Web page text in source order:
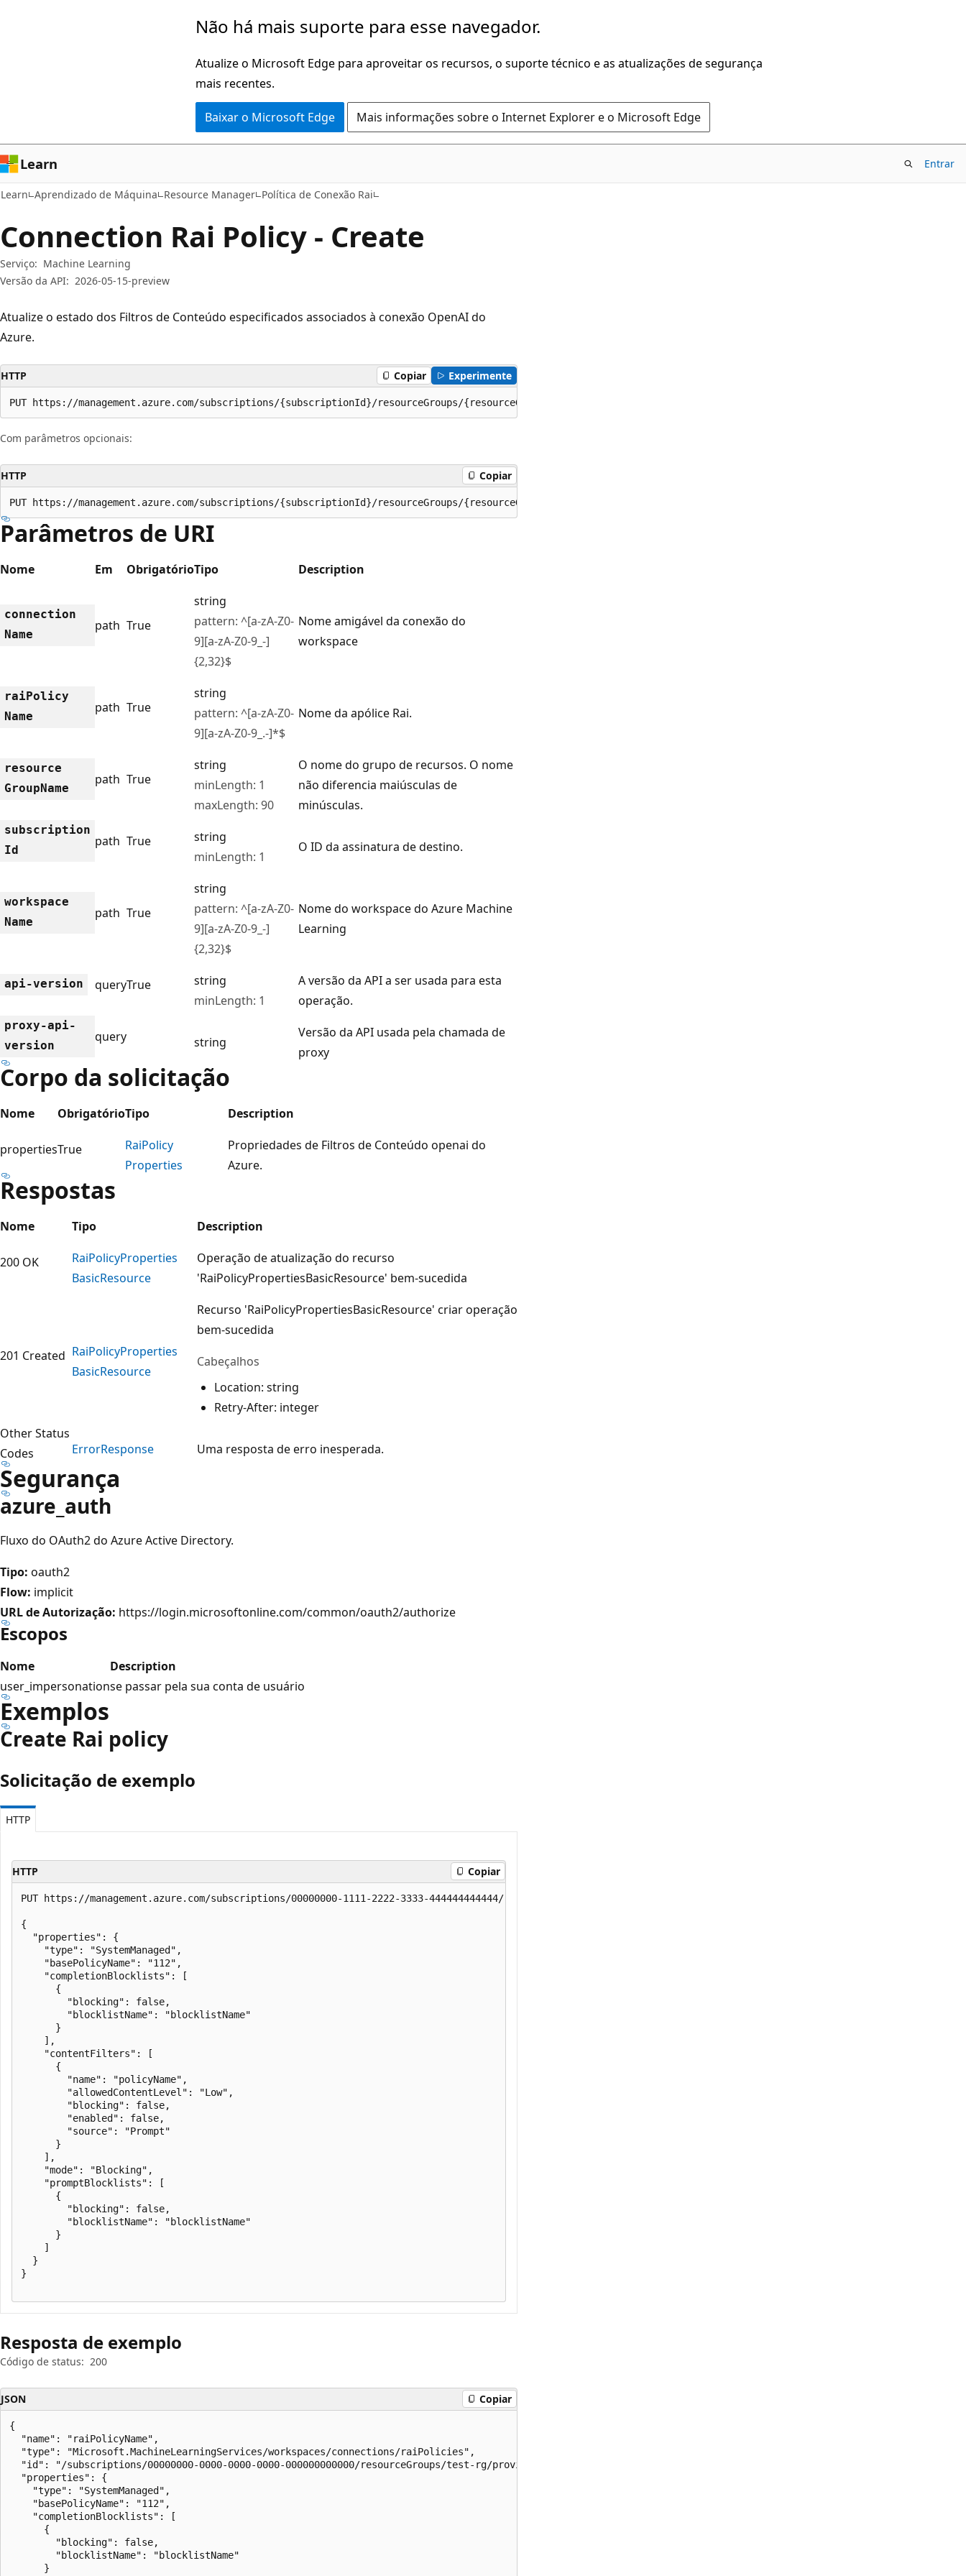
na
página
Não há mais suporte para esse navegador.
Atualize o Microsoft Edge para aproveitar os recursos, o suporte técnico e as atualizações de segurança
mais recentes.
Baixar o Microsoft Edge Mais informações sobre o Internet Explorer e o Microsoft Edge
Learn Entrar
Learn Aprendizado de Máquina Resource Manager Política de Conexão Rai
Connection Rai Policy - Create
Serviço: Machine Learning
Versão da API: 2026-05-15-preview
Atualize o estado dos Filtros de Conteúdo especificados associados à conexão OpenAI do
Azure.
HTTP Copiar Experimente
PUT https://management.azure.com/subscriptions/{subscriptionId}/resourceGroups/{resourceGroupName}/providers/Microsoft.MachineLearningServices/workspaces/
Com parâmetros opcionais:
HTTP Copiar
PUT https://management.azure.com/subscriptions/{subscriptionId}/resourceGroups/{resourceGroupName}/providers/Microsoft.MachineLearningServices/workspaces/
Parâmetros de URI
Nome Em ObrigatórioTipo Description
connection
Name
path True
string
pattern: ^[a-zA-Z0-
9][a-zA-Z0-9_-]
{2,32}$
Nome amigável da conexão do
workspace
raiPolicy
Name
path True
string
pattern: ^[a-zA-Z0-
9][a-zA-Z0-9_.-]*$
Nome da apólice Rai.
resource
GroupName
path True
string
minLength: 1
maxLength: 90
O nome do grupo de recursos. O nome
não diferencia maiúsculas de
minúsculas.
subscription
Id
path True
string
minLength: 1
O ID da assinatura de destino.
workspace
Name
path True
string
pattern: ^[a-zA-Z0-
9][a-zA-Z0-9_-]
{2,32}$
Nome do workspace do Azure Machine
Learning
api-version queryTrue
string
minLength: 1
A versão da API a ser usada para esta
operação.
proxy-api-
version
query string
Versão da API usada pela chamada de
proxy
Corpo da solicitação
Nome ObrigatórioTipo Description
propertiesTrue RaiPolicy
Properties
Propriedades de Filtros de Conteúdo openai do
Azure.
Respostas
Nome Tipo Description
200 OK RaiPolicyProperties
BasicResource
Operação de atualização do recurso
'RaiPolicyPropertiesBasicResource' bem-sucedida
201 Created RaiPolicyProperties
BasicResource
Recurso 'RaiPolicyPropertiesBasicResource' criar operação
bem-sucedida
Cabeçalhos
Location: string
Retry-After: integer
Other Status
Codes
ErrorResponse Uma resposta de erro inesperada.
Segurança
azure_auth
Fluxo do OAuth2 do Azure Active Directory.
Tipo: oauth2
Flow: implicit
URL de Autorização: https://login.microsoftonline.com/common/oauth2/authorize
Escopos
Nome
Description
user_impersonationse passar pela sua conta de usuário
Exemplos
Create Rai policy
Solicitação de exemplo
HTTP
HTTP Copiar
PUT https://management.azure.com/subscriptions/00000000-1111-2222-3333-444444444444/resourceGroups/test-rg/providers/Microsoft.MachineLearningServices/
{
  "properties": {
    "type": "SystemManaged",
    "basePolicyName": "112",
    "completionBlocklists": [
      {
        "blocking": false,
        "blocklistName": "blocklistName"
      }
    ],
    "contentFilters": [
      {
        "name": "policyName",
        "allowedContentLevel": "Low",
        "blocking": false,
        "enabled": false,
        "source": "Prompt"
      }
    ],
    "mode": "Blocking",
    "promptBlocklists": [
      {
        "blocking": false,
        "blocklistName": "blocklistName"
      }
    ]
  }
}
Resposta de exemplo
Código de status: 200
JSON Copiar
{
  "name": "raiPolicyName",
  "type": "Microsoft.MachineLearningServices/workspaces/connections/raiPolicies",
"id": "/subscriptions/00000000-0000-0000-0000-000000000000/resourceGroups/test-rg/providers/Microsoft.MachineLearningServices/workspaces/aml-workspace-name/
  "properties": {
    "type": "SystemManaged",
    "basePolicyName": "112",
    "completionBlocklists": [
      {
        "blocking": false,
        "blocklistName": "blocklistName"
      }